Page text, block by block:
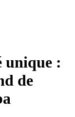
unique :
de